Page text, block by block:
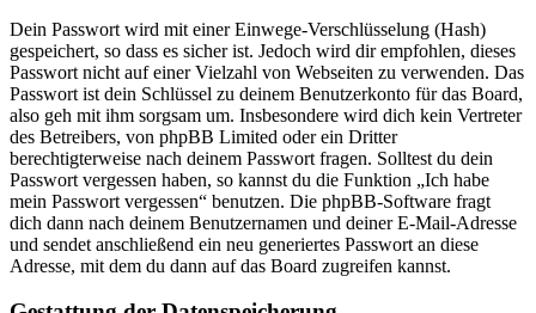
Dein Passwort wird mit einer Einwege-Verschlüsselung (Hash)
gespeichert, so dass es sicher ist. Jedoch wird dir empfohlen, dieses
Passwort nicht auf einer Vielzahl von Webseiten zu verwenden. Das
Passwort ist dein Schlüssel zu deinem Benutzerkonto für das Board,
also geh mit ihm sorgsam um. Insbesondere wird dich kein Vertreter
des Betreibers, von phpBB Limited oder ein Dritter
berechtigterweise nach deinem Passwort fragen. Solltest du dein
Passwort vergessen haben, so kannst du die Funktion „Ich habe
mein Passwort vergessen“ benutzen. Die phpBB-Software fragt
dich dann nach deinem Benutzernamen und deiner E-Mail-Adresse
und sendet anschließend ein neu generiertes Passwort an diese
Adresse, mit dem du dann auf das Board zugreifen kannst.